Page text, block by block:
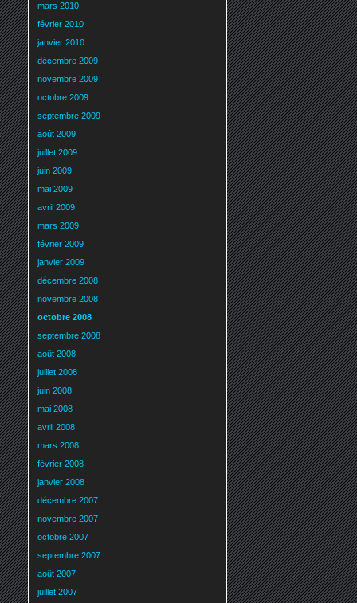
mars 2010
février 2010
janvier 2010
décembre 2009
novembre 2009
octobre 2009
septembre 2009
août 2009
juillet 2009
juin 2009
mai 2009
avril 2009
mars 2009
février 2009
janvier 2009
décembre 2008
novembre 2008
octobre 2008
septembre 2008
août 2008
juillet 2008
juin 2008
mai 2008
avril 2008
mars 2008
février 2008
janvier 2008
décembre 2007
novembre 2007
octobre 2007
septembre 2007
août 2007
juillet 2007